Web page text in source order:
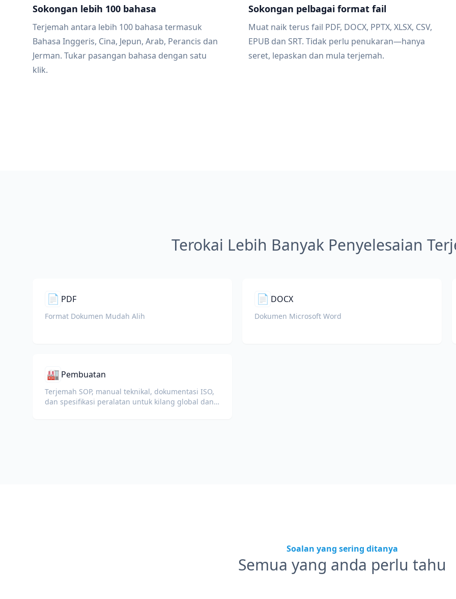
Sokongan lebih 100 bahasa
Terjemah antara lebih 100 bahasa termasuk
Bahasa Inggeris, Cina, Jepun, Arab, Perancis dan
Jerman. Tukar pasangan bahasa dengan satu
klik.
Sokongan pelbagai format fail
Muat naik terus fail PDF, DOCX, PPTX, XLSX, CSV,
EPUB dan SRT. Tidak perlu penukaran—hanya
seret, lepaskan dan mula terjemah.
Terokai Lebih Banyak Penyelesaian
📄 PDF
Format Dokumen Mudah Alih
📄 DOCX
Dokumen Microsoft Word
🏭 Pembuatan
Terjemah SOP, manual teknikal, dokumentasi ISO,
dan spesifikasi peralatan untuk kilang global dan
Soalan yang sering ditanya
Semua yang anda perlu tahu